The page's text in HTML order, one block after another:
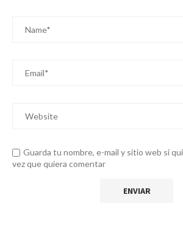
Guarda tu nombre, e-mail y sitio web si
vez que quiera comentar